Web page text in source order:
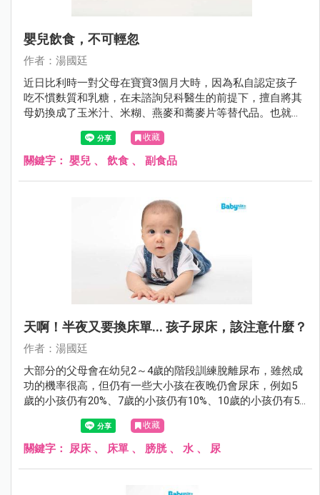
嬰兒飲食，不可輕忽
作者：湯國廷
近日比利時一對父母在寶寶3個月大時，因為私自認定孩子
吃不慣麩質和乳糖，在未諮詢兒科醫生的前提下，擅自將其
母奶換成了玉米汁、米糊、燕麥和蕎麥片等替代品。也就是
用植物奶代替母乳對其進行餵養，不料4個月後，寶寶因營
養不良和嚴重脫水而死亡。收藏
關鍵字： 嬰兒 、 飲食 、 副食品
天啊！半夜又要換床單... 孩子尿床，該注意什麼？
作者：湯國廷
大部分的父母會在幼兒2～4歲的階段訓練脫離尿布，雖然成
功的機率很高，但仍有一些大小孩在夜晚仍會尿床，例如5
歲的小孩仍有20%、7歲的小孩仍有10%、10歲的小孩仍有5%
會尿床。尿床雖然稱不上什麼嚴重的醫療問題，但對父母或
小孩而言，尿床這件事，有時卻是沉重的打擊。
收藏
關鍵字： 尿床 、 床單 、 膀胱、 水 、 尿